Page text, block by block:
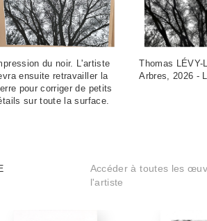
du noir. L'artiste
ensuite retravailler la
pour corriger de petits
sur toute la surface.
Thomas LÉVY-
Arbres, 2026 -
Accéder à toutes les
l'artiste